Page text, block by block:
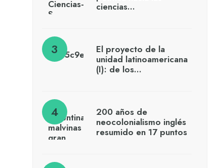
ciencias…
El proyecto de la
unidad latinoamericana
(I): de los…
200 años de
neocolonialismo inglés
resumido en 17 puntos